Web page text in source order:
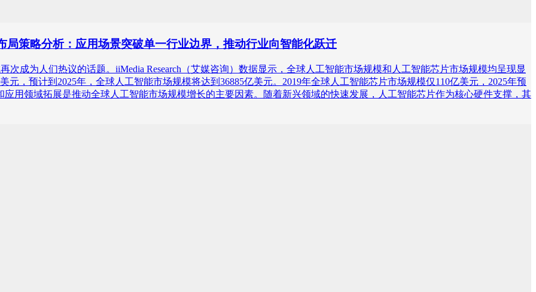
局策略分析：应用场景突破单一行业边界，推动行业向智能化跃迁
次成为人们热议的话题。iiMedia Research（艾媒咨询）数据显示，全球人工智能市场规模和人工智能芯片市场规模均呈现显
元，预计到2025年，全球人工智能市场规模将达到36885亿美元。2019年全球人工智能芯片市场规模仅110亿美元，2025年预
用领域拓展是推动全球人工智能市场规模增长的主要因素。随着新兴领域的快速发展，人工智能芯片作为核心硬件支撑，其